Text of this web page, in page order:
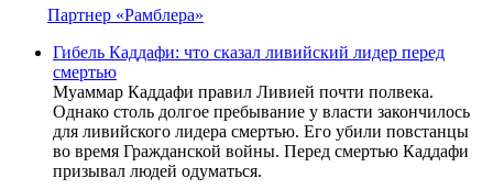
Партнер «Рамблера»
Гибель Каддафи: что сказал ливийский лидер перед
смертью
Муаммар Каддафи правил Ливией почти полвека.
Однако столь долгое пребывание у власти закончилось
для ливийского лидера смертью. Его убили повстанцы
во время Гражданской войны. Перед смертью Каддафи
призывал людей одуматься.